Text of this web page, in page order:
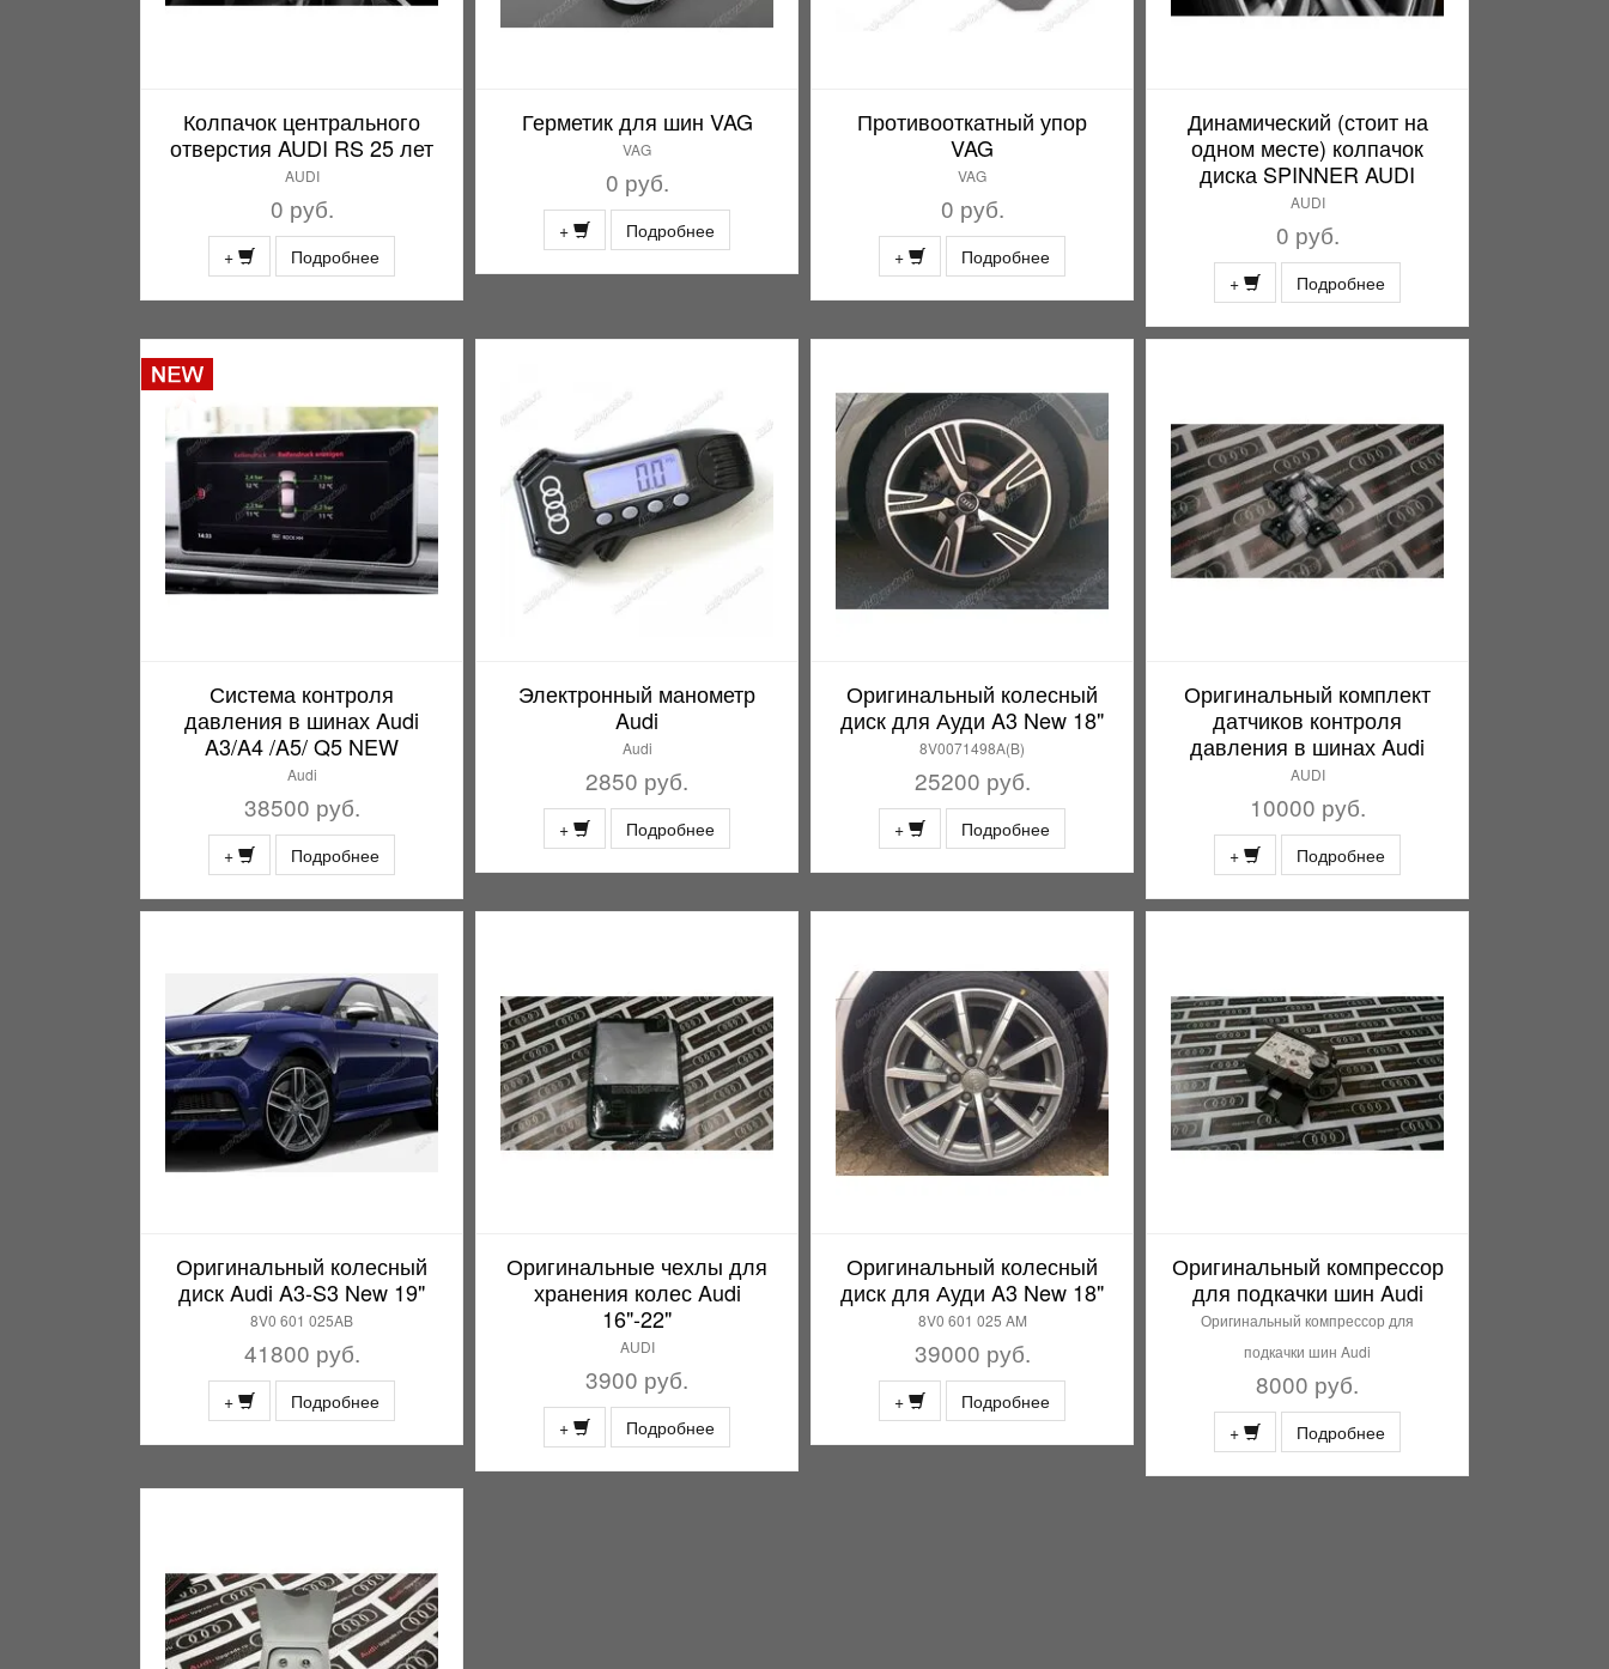
Колпачок центрального
отверстия AUDI RS 25 лет
AUDI
0 руб.
+ Подробнее
Герметик для шин VAG
VAG
0 руб.
+ Подробнее
Противооткатный упор
VAG
VAG
0 руб.
+ Подробнее
Динамический (стоит на
одном месте) колпачок
диска SPINNER AUDI
AUDI
0 руб.
+ Подробнее
Система контроля
давления в шинах Audi
A3/A4 /A5/ Q5 NEW
Audi
38500 руб.
+ Подробнее
Электронный манометр
Audi
Audi
2850 руб.
+ Подробнее
Оригинальный колесный
диск для Ауди A3 New 18"
8V0071498A(B)
25200 руб.
+ Подробнее
Оригинальный комплект
датчиков контроля
давления в шинах Audi
AUDI
10000 руб.
+ Подробнее
Оригинальный колесный
диск Audi A3-S3 New 19"
8V0 601 025AB
41800 руб.
+ Подробнее
Оригинальные чехлы для
хранения колес Audi
16"-22"
AUDI
3900 руб.
+ Подробнее
Оригинальный колесный
диск для Ауди A3 New 18"
8V0 601 025 AM
39000 руб.
+ Подробнее
Оригинальный компрессор
для подкачки шин Audi
Оригинальный компрессор для
подкачки шин Audi
8000 руб.
+ Подробнее